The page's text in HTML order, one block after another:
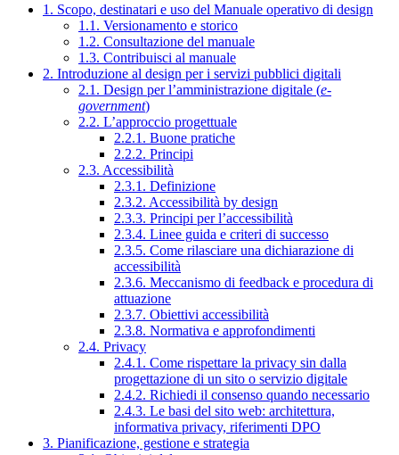
1. Scopo, destinatari e uso del Manuale operativo di design
1.1. Versionamento e storico
1.2. Consultazione del manuale
1.3. Contribuisci al manuale
2. Introduzione al design per i servizi pubblici digitali
2.1. Design per l’amministrazione digitale (e-
government)
2.2. L’approccio progettuale
2.2.1. Buone pratiche
2.2.2. Principi
2.3. Accessibilità
2.3.1. Definizione
2.3.2. Accessibilità by design
2.3.3. Principi per l’accessibilità
2.3.4. Linee guida e criteri di successo
2.3.5. Come rilasciare una dichiarazione di
accessibilità
2.3.6. Meccanismo di feedback e procedura di
attuazione
2.3.7. Obiettivi accessibilità
2.3.8. Normativa e approfondimenti
2.4. Privacy
2.4.1. Come rispettare la privacy sin dalla
progettazione di un sito o servizio digitale
2.4.2. Richiedi il consenso quando necessario
2.4.3. Le basi del sito web: architettura,
informativa privacy, riferimenti DPO
3. Pianificazione, gestione e strategia